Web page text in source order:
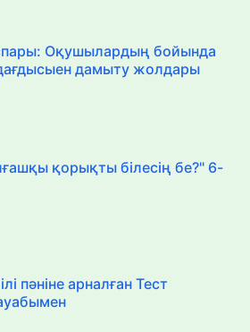
Оқушылардың бойында
дамыту жолдары
қорықты білесің бе?" 6-
пәніне арналған Тест